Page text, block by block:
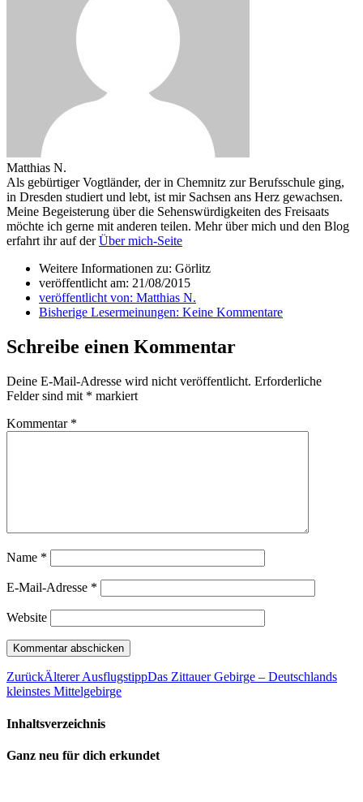
Matthias N.
Als gebürtiger Vogtländer, der in Chemnitz zur Berufsschule ging,
in Dresden studiert und lebt, ist mir Sachsen ans Herz gewachsen.
Meine Begeisterung über die Sehenswürdigkeiten des Freisaats
möchte ich gerne mit anderen teilen. Mehr über mich und den Blog
erfahrt ihr auf derÜber mich-Seite
Weitere Informationen zu: Görlitz
veröffentlicht am: 21/08/2015
veröffentlicht von: Matthias N.
Bisherige Lesermeinungen: Keine Kommentare
Schreibe einen Kommentar
Deine E-Mail-Adresse wird nicht veröffentlicht. Erforderliche
Felder sind mit * markiert
Kommentar *
Name *
E-Mail-Adresse *
Website
ZurückÄlterer AusflugstippDas Zittauer Gebirge – Deutschlands
kleinstes Mittelgebirge
Inhaltsverzeichnis
Ganz neu für dich erkundet